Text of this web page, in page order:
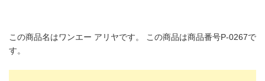
この商品名はワンエー アリヤです。 この商品は商品番号P-0267で
す。